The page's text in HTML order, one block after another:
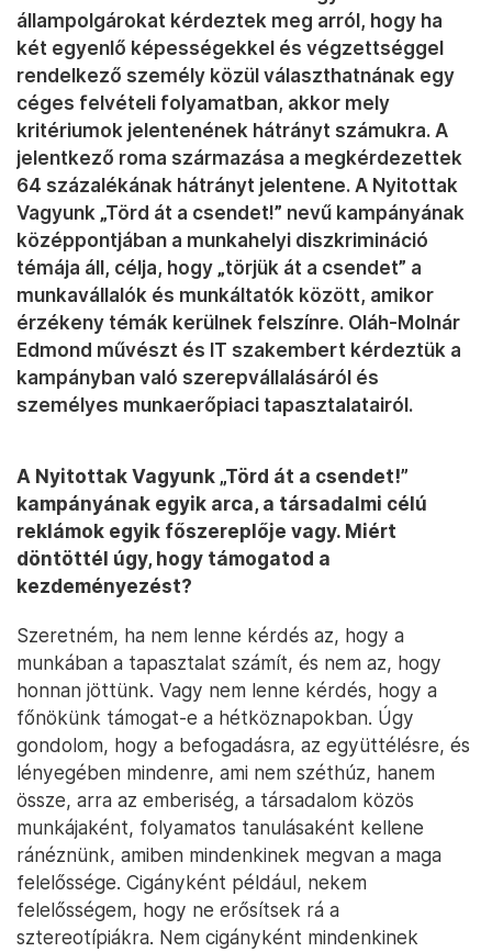
állampolgárokat kérdeztek meg arról, hogy ha
két egyenlő képességekkel és végzettséggel
rendelkező személy közül választhatnának egy
céges felvételi folyamatban, akkor mely
kritériumok jelentenének hátrányt számukra. A
jelentkező roma származása a megkérdezettek
64 százalékának hátrányt jelentene. A Nyitottak
Vagyunk „Törd át a csendet!” nevű kampányának
középpontjában a munkahelyi diszkrimináció
témája áll, célja, hogy „törjük át a csendet” a
munkavállalók és munkáltatók között, amikor
érzékeny témák kerülnek felszínre. Oláh-Molnár
Edmond művészt és IT szakembert kérdeztük a
kampányban való szerepvállalásáról és
személyes munkaerőpiaci tapasztalatairól.
A Nyitottak Vagyunk „Törd át a csendet!”
kampányának egyik arca, a társadalmi célú
reklámok egyik főszereplője vagy. Miért
döntöttél úgy, hogy támogatod a
kezdeményezést?
Szeretném, ha nem lenne kérdés az, hogy a
munkában a tapasztalat számít, és nem az, hogy
honnan jöttünk. Vagy nem lenne kérdés, hogy a
főnökünk támogat-e a hétköznapokban. Úgy
gondolom, hogy a befogadásra, az együttélésre, és
lényegében mindenre, ami nem széthúz, hanem
össze, arra az emberiség, a társadalom közös
munkájaként, folyamatos tanulásaként kellene
ránéznünk, amiben mindenkinek megvan a maga
felelőssége. Cigányként például, nekem
felelősségem, hogy ne erősítsek rá a
sztereotípiákra. Nem cigányként mindenkinek